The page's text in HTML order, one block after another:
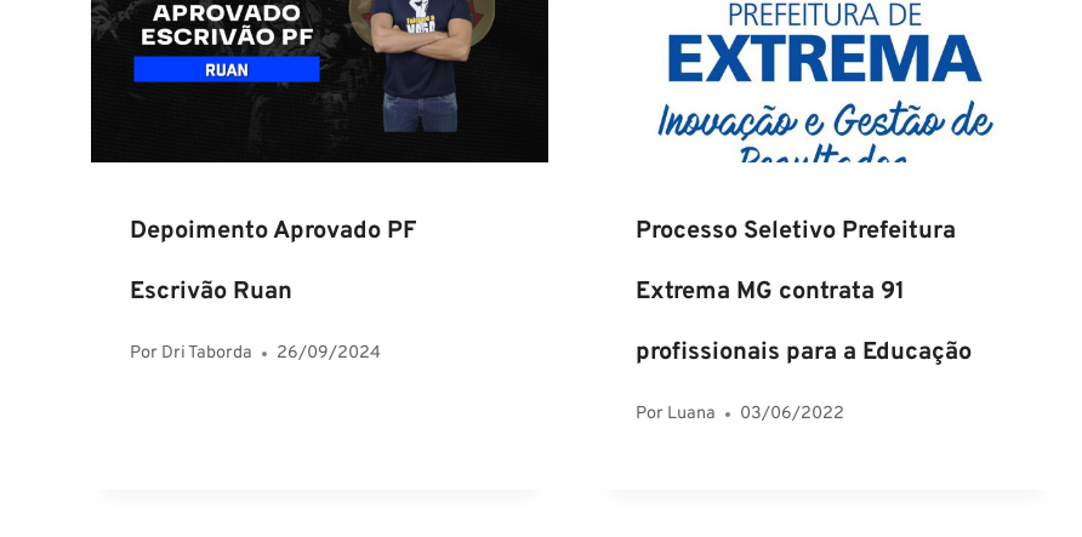
Depoimento Aprovado PF
Escrivão Ruan
Por Dri Taborda 26/09/2024
Processo Seletivo Prefeitura
Extrema MG contrata 91
profissionais para a Educação
Por Luana 03/06/2022